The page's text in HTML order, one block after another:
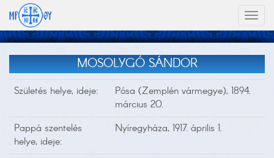
MOSOLYGÓ SÁNDOR
Születés helye, ideje:
Pósa (Zemplén vármegye), 1894.
március 20.
Pappá szentelés
helye, ideje:
Nyíregyháza, 1917. április 1.